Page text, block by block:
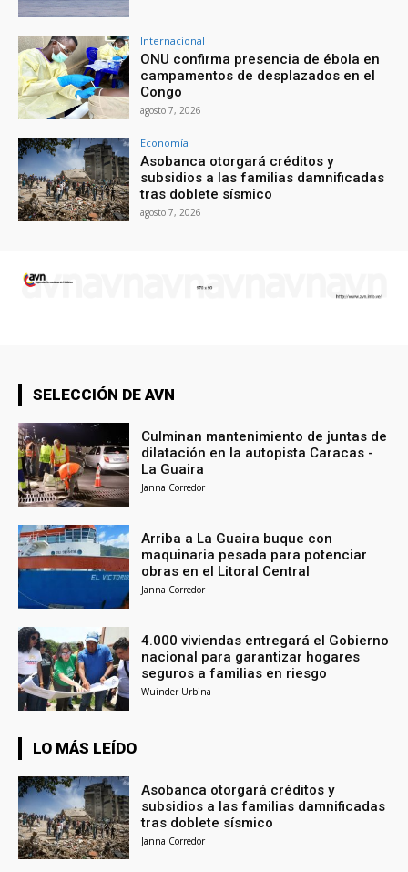
Internacional
ONU confirma presencia de ébola en
campamentos de desplazados en el
Congo
agosto 7, 2026
Economía
Asobanca otorgará créditos y
subsidios a las familias damnificadas
tras doblete sísmico
agosto 7, 2026
SELECCIÓN DE AVN
Culminan mantenimiento de juntas de
dilatación en la autopista Caracas -
La Guaira
Janna Corredor
Arriba a La Guaira buque con
maquinaria pesada para potenciar
obras en el Litoral Central
Janna Corredor
4.000 viviendas entregará el Gobierno
nacional para garantizar hogares
seguros a familias en riesgo
Wuinder Urbina
LO MÁS LEÍDO
Asobanca otorgará créditos y
subsidios a las familias damnificadas
tras doblete sísmico
Janna Corredor